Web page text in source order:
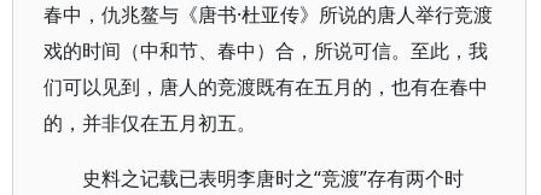
春中，仇兆鳌与《唐书·杜亚传》所说的唐人举行竞渡
戏的时间（中和节、春中）合，所说可信。至此，我
们可以见到，唐人的竞渡既有在五月的，也有在春中
的，并非仅在五月初五。
史料之记载已表明李唐时之“竞渡”存有两个时